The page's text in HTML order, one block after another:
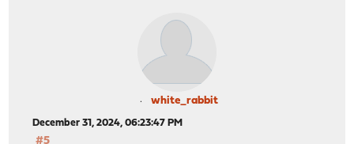
white_rabbit
December 31, 2024, 06:23:47 PM
#5